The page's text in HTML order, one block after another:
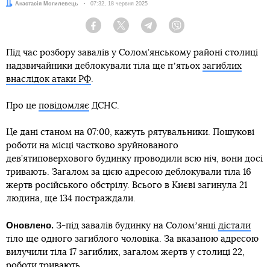
Автор:
Анастасія Могилевець Дата:
07:32, 18 червня 2025
Facebook Twitter Telegram
Під час розбору завалів у Солом’янському районі столиці
надзвичайники деблокували тіла ще пʼятьох загиблих
внаслідок атаки РФ.
Про це повідомляє ДСНС.
Це дані станом на 07:00, кажуть рятувальники. Пошукові
роботи на місці частково зруйнованого
дев’ятиповерхового будинку проводили всю ніч, вони досі
тривають. Загалом за цією адресою деблокували тіла 16
жертв російського обстрілу. Всього в Києві загинула 21
людина, ще 134 постраждали.
Оновлено. З-під завалів будинку на Соломʼянці дістали
тіло ще одного загиблого чоловіка. За вказаною адресою
вилучили тіла 17 загиблих, загалом жертв у столиці 22,